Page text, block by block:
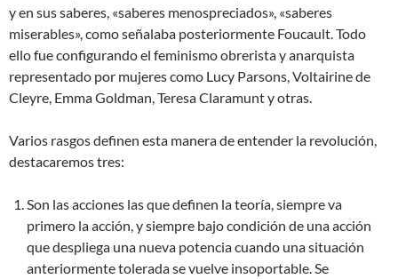
y en sus saberes, «saberes menospreciados», «saberes
miserables», como señalaba posteriormente Foucault. Todo
ello fue configurando el feminismo obrerista y anarquista
representado por mujeres como Lucy Parsons, Voltairine de
Cleyre, Emma Goldman, Teresa Claramunt y otras.
Varios rasgos definen esta manera de entender la revolución,
destacaremos tres:
Son las acciones las que definen la teoría, siempre va
primero la acción, y siempre bajo condición de una acción
que despliega una nueva potencia cuando una situación
anteriormente tolerada se vuelve insoportable. Se